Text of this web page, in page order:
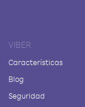
VIBER
Características
Blog
Seguridad